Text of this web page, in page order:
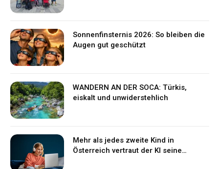
Sonnenfinsternis 2026: So bleiben die
Augen gut geschützt
WANDERN AN DER SOCA: Türkis,
eiskalt und unwiderstehlich
Mehr als jedes zweite Kind in
Österreich vertraut der KI seine